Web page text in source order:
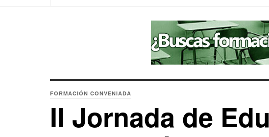
FORMACIÓN CONVENIADA
II Jornada de